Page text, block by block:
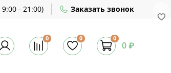
9:00 - 21:00) Заказать звонок
0 0 0
0 ₽